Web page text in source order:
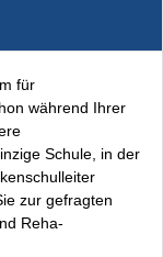
für
während Ihrer
Schule, in der
zur gefragten
Reha-